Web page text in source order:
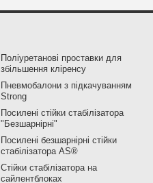
Поліуретанові проставки для
збільшення кліренсу
Пневмобалони з підкачуванням
Strong
Посилені стійки стабілізатора
"Безшарнірні"
Посилені безшарнірні стійки
стабілізатора AS®
Стійки стабілізатора на
сайлентблоках